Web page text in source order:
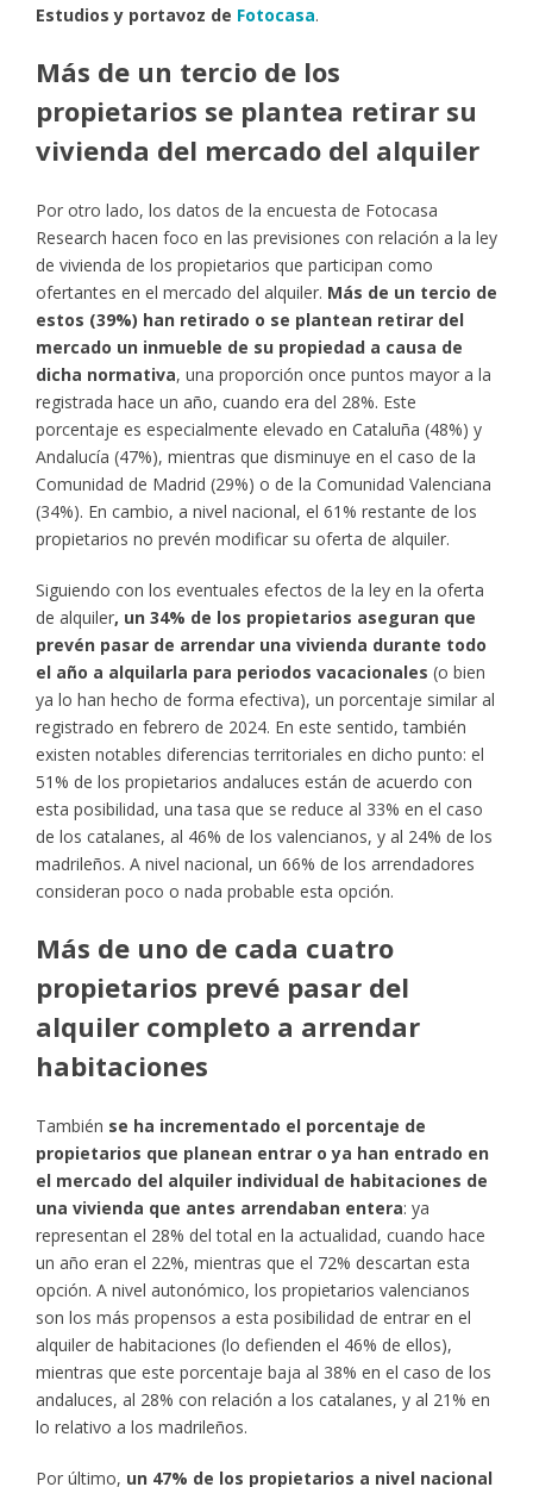
Estudios y portavoz de Fotocasa.
Más de un tercio de los
propietarios se plantea retirar su
vivienda del mercado del alquiler
Por otro lado, los datos de la encuesta de Fotocasa
Research hacen foco en las previsiones con relación a la ley
de vivienda de los propietarios que participan como
ofertantes en el mercado del alquiler. Más de un tercio de
estos (39%) han retirado o se plantean retirar del
mercado un inmueble de su propiedad a causa de
dicha normativa, una proporción once puntos mayor a la
registrada hace un año, cuando era del 28%. Este
porcentaje es especialmente elevado en Cataluña (48%) y
Andalucía (47%), mientras que disminuye en el caso de la
Comunidad de Madrid (29%) o de la Comunidad Valenciana
(34%). En cambio, a nivel nacional, el 61% restante de los
propietarios no prevén modificar su oferta de alquiler.
Siguiendo con los eventuales efectos de la ley en la oferta
de alquiler, un 34% de los propietarios aseguran que
prevén pasar de arrendar una vivienda durante todo
el año a alquilarla para periodos vacacionales (o bien
ya lo han hecho de forma efectiva), un porcentaje similar al
registrado en febrero de 2024. En este sentido, también
existen notables diferencias territoriales en dicho punto: el
51% de los propietarios andaluces están de acuerdo con
esta posibilidad, una tasa que se reduce al 33% en el caso
de los catalanes, al 46% de los valencianos, y al 24% de los
madrileños. A nivel nacional, un 66% de los arrendadores
consideran poco o nada probable esta opción.
Más de uno de cada cuatro
propietarios prevé pasar del
alquiler completo a arrendar
habitaciones
También se ha incrementado el porcentaje de
propietarios que planean entrar o ya han entrado en
el mercado del alquiler individual de habitaciones de
una vivienda que antes arrendaban entera: ya
representan el 28% del total en la actualidad, cuando hace
un año eran el 22%, mientras que el 72% descartan esta
opción. A nivel autonómico, los propietarios valencianos
son los más propensos a esta posibilidad de entrar en el
alquiler de habitaciones (lo defienden el 46% de ellos),
mientras que este porcentaje baja al 38% en el caso de los
andaluces, al 28% con relación a los catalanes, y al 21% en
lo relativo a los madrileños.
Por último, un 47% de los propietarios a nivel nacional